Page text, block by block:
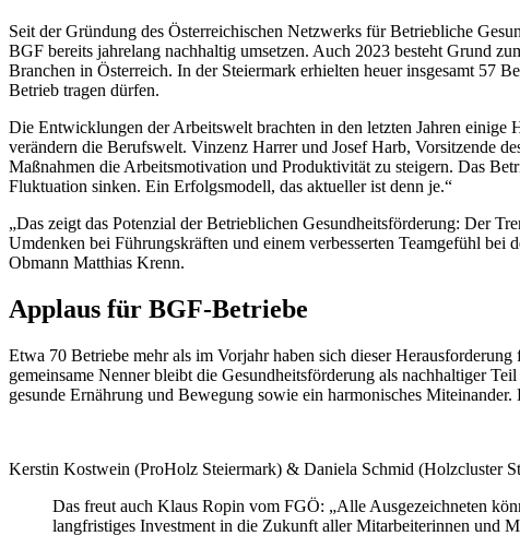
Seit der Gründung des Österreichischen Netzwerks für Betriebliche
BGF bereits jahrelang nachhaltig umsetzen. Auch 2023 besteht Grund
Branchen in Österreich. In der Steiermark erhielten heuer insgesamt 57
Betrieb tragen dürfen.
Die Entwicklungen der Arbeitswelt brachten in den letzten Jahren einige
verändern die Berufswelt. Vinzenz Harrer und Josef Harb, Vorsitzende
Maßnahmen die Arbeitsmotivation und Produktivität zu steigern. Das
Fluktuation sinken. Ein Erfolgsmodell, das aktueller ist denn je.“
„Das zeigt das Potenzial der Betrieblichen Gesundheitsförderung: Der
Umdenken bei Führungskräften und einem verbesserten Teamgefühl
Obmann Matthias Krenn.
Applaus für BGF-Betriebe
Etwa 70 Betriebe mehr als im Vorjahr haben sich dieser
gemeinsame Nenner bleibt die Gesundheitsförderung als nachhaltiger
gesunde Ernährung und Bewegung sowie ein harmonisches
Kerstin Kostwein (ProHolz Steiermark) & Daniela Schmid (Holzcluster
Das freut auch Klaus Ropin vom FGÖ: „Alle Ausgezeichneten
langfristiges Investment in die Zukunft aller Mitarbeiterinnen und